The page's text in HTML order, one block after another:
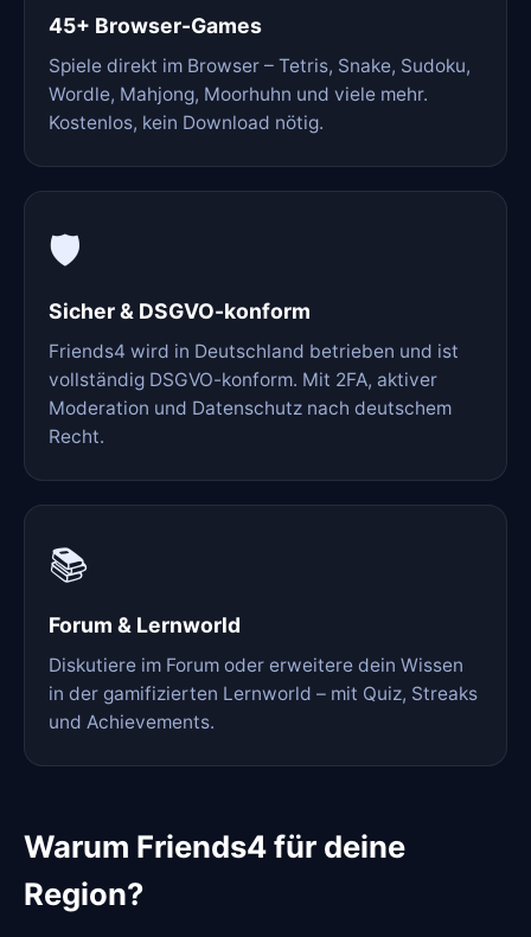
45+ Browser-Games
Spiele direkt im Browser – Tetris, Snake, Sudoku,
Wordle, Mahjong, Moorhuhn und viele mehr.
Kostenlos, kein Download nötig.
🛡️
Sicher & DSGVO-konform
Friends4 wird in Deutschland betrieben und ist
vollständig DSGVO-konform. Mit 2FA, aktiver
Moderation und Datenschutz nach deutschem
Recht.
📚
Forum & Lernworld
Diskutiere im Forum oder erweitere dein Wissen
in der gamifizierten Lernworld – mit Quiz, Streaks
und Achievements.
Warum Friends4 für deine
Region?